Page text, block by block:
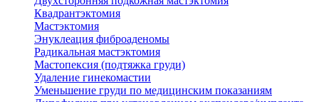
Квадрантэктомия
Мастэктомия
Энуклеация фиброаденомы
Радикальная мастэктомия
Мастопексия (подтяжка груди)
Удаление гинекомастии
Уменьшение груди по медицинским показаниям